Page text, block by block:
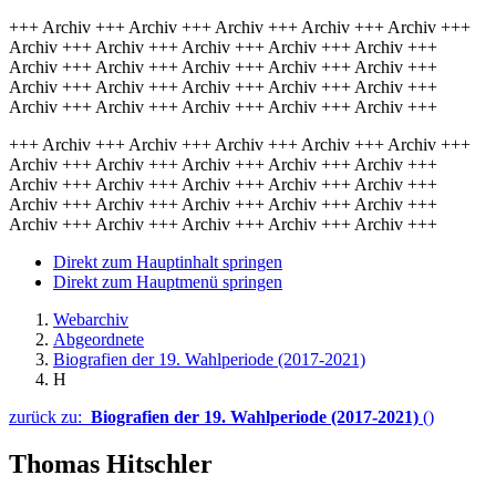
+++ Archiv +++ Archiv +++ Archiv +++ Archiv +++ Archiv +++
Archiv +++ Archiv +++ Archiv +++ Archiv +++ Archiv +++
Archiv +++ Archiv +++ Archiv +++ Archiv +++ Archiv +++
Archiv +++ Archiv +++ Archiv +++ Archiv +++ Archiv +++
Archiv +++ Archiv +++ Archiv +++ Archiv +++ Archiv +++
+++ Archiv +++ Archiv +++ Archiv +++ Archiv +++ Archiv +++
Archiv +++ Archiv +++ Archiv +++ Archiv +++ Archiv +++
Archiv +++ Archiv +++ Archiv +++ Archiv +++ Archiv +++
Archiv +++ Archiv +++ Archiv +++ Archiv +++ Archiv +++
Archiv +++ Archiv +++ Archiv +++ Archiv +++ Archiv +++
Direkt zum Hauptinhalt springen
Direkt zum Hauptmenü springen
Webarchiv
Abgeordnete
Biografien der 19. Wahlperiode (2017-2021)
H
zurück zu: Biografien der 19. Wahlperiode (2017-2021) ()
Thomas Hitschler